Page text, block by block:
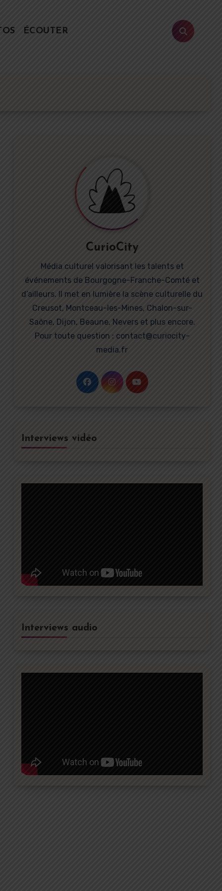
ÉCOUTER
CurioCity
Média culturel valorisant les talents et
événements de Bourgogne-Franche-Comté et
d’ailleurs. Il met en lumière la scène culturelle du
Creusot, Montceau-les-Mines, Chalon-sur-
Saône, Dijon, Beaune, Nevers et plus encore.
Pour toute question : contact@curiocity-
media.fr
Interviews vidéo
Interviews audio